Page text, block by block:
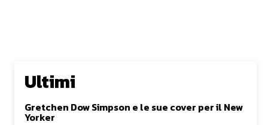
Ultimi
Gretchen Dow Simpson e le sue cover per il New
Yorker